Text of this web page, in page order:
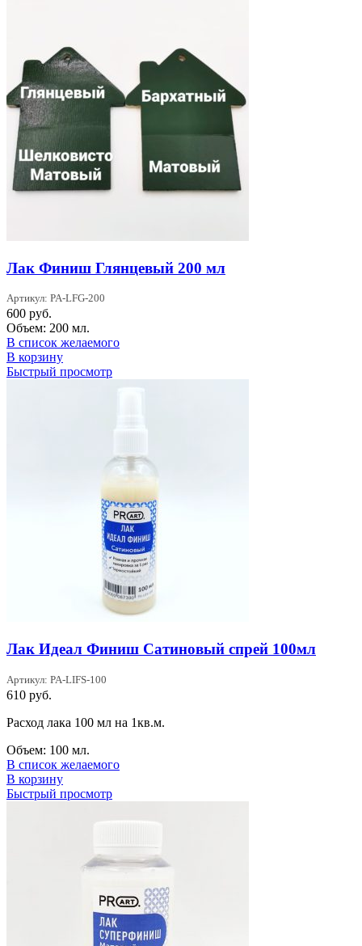
Лак Финиш Глянцевый 200 мл
Артикул: PA-LFG-200
600 руб.
Объем: 200 мл.
В список желаемого
В корзину
Быстрый просмотр
Лак Идеал Финиш Сатиновый спрей 100мл
Артикул: PA-LIFS-100
610 руб.
Расход лака 100 мл на 1кв.м.
Объем: 100 мл.
В список желаемого
В корзину
Быстрый просмотр